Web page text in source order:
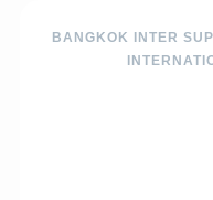
BANGKOK INTER